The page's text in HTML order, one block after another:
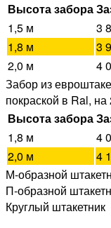
Высота забора
1,5 м
3
1,8 м
3
2,0 м
4
Забор из
покраской в Ral,
Высота забора
1,8 м
4
2,0 м
4
М-образной
П-образной
Круглый штакетник